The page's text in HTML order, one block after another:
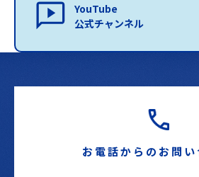
YouTube
公式チャンネル
お電話からのお問い